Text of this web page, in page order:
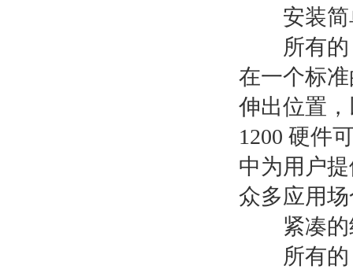
安装简
所有的
在一个标
伸出位置
1200 硬件
中为用户
众多应用
紧凑的
所有的